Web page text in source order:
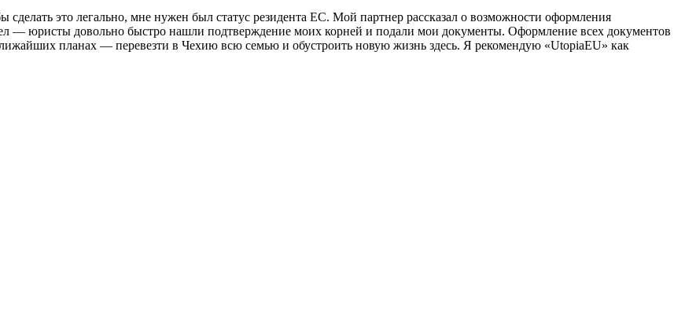
это легально, мне нужен был статус резидента ЕС. Мой партнер рассказал о возможности оформления
— юристы довольно быстро нашли подтверждение моих корней и подали мои документы. Оформление всех документов
планах — перевезти в Чехию всю семью и обустроить новую жизнь здесь. Я рекомендую «UtopiaEU» как